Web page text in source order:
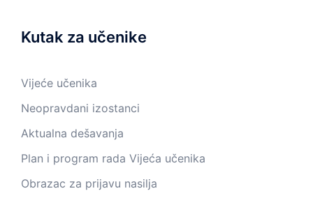
Kutak za učenike
Vijeće učenika
Neopravdani izostanci
Aktualna dešavanja
Plan i program rada Vijeća učenika
Obrazac za prijavu nasilja